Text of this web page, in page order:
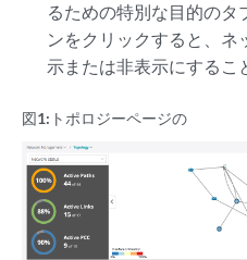
るための特別な目的のタ
ンをクリックすると、ネ
示または非表示にするこ
図1: トポロジーページの